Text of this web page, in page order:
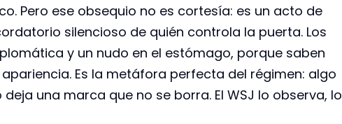
Pero ese obsequio no es cortesía: es un acto de
silencioso de quién controla la puerta. Los
y un nudo en el estómago, porque saben
Es la metáfora perfecta del régimen: algo
una marca que no se borra. El WSJ lo observa, lo